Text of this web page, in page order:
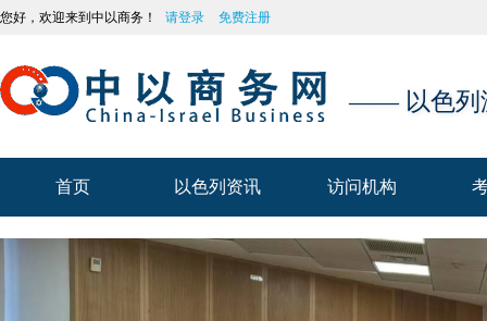
您好，欢迎来到中以商务！ 请登录 免费注册
—— 以色列
首页 以色列资讯
以色列资讯
访问机构
访问机构